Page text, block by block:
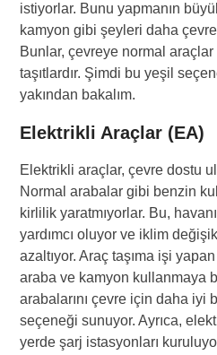
istiyorlar. Bunu yapmanın
kamyon gibi şeyleri daha
Bunlar, çevreye normal
taşıtlardır. Şimdi bu yeşil
yakından bakalım.
Elektrikli Araçlar (EA)
Elektrikli araçlar, çevre dostu
Normal arabalar gibi benzin
kirlilik yaratmıyorlar. Bu,
yardımcı oluyor ve iklim
azaltıyor. Araç taşıma işi
araba ve kamyon kullanmaya
arabalarını çevre için daha iyi
seçeneği sunuyor. Ayrıca,
yerde şarj istasyonları